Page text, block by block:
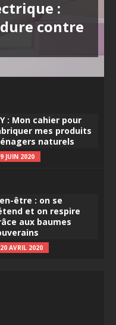
:
contre
: Mon cahier pour
mes produits
naturels
9 JUIN 2020
être : on se
et on respire
aux baumes
20 AVRIL 2020